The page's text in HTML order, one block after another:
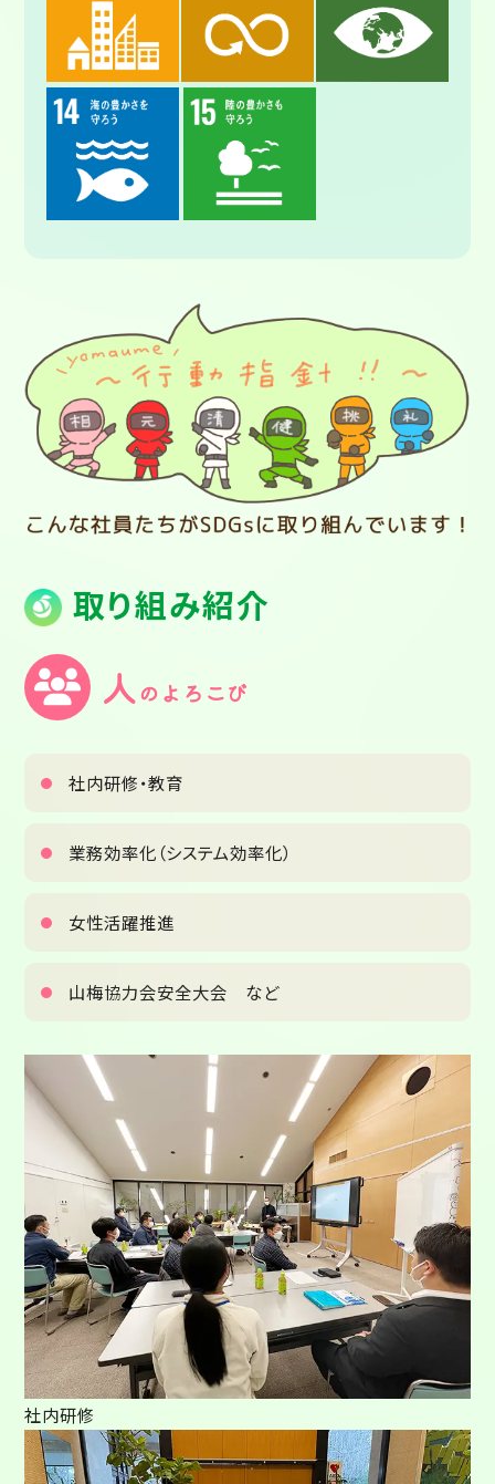
取り組み紹介
人のよろこび
社内研修・教育
業務効率化（システム効率化）
女性活躍推進
山梅協力会安全大会 など
社内研修